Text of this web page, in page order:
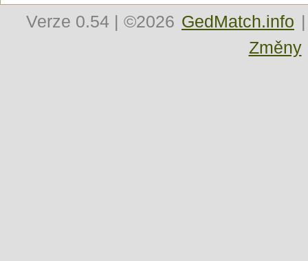
Verze 0.54 | ©2026 GedMatch.info
Změny